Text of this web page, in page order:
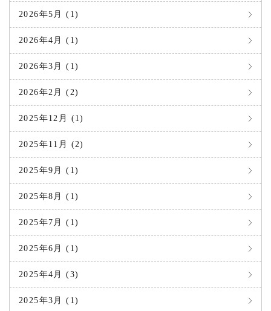
2026年5月 (1)
2026年4月 (1)
2026年3月 (1)
2026年2月 (2)
2025年12月 (1)
2025年11月 (2)
2025年9月 (1)
2025年8月 (1)
2025年7月 (1)
2025年6月 (1)
2025年4月 (3)
2025年3月 (1)